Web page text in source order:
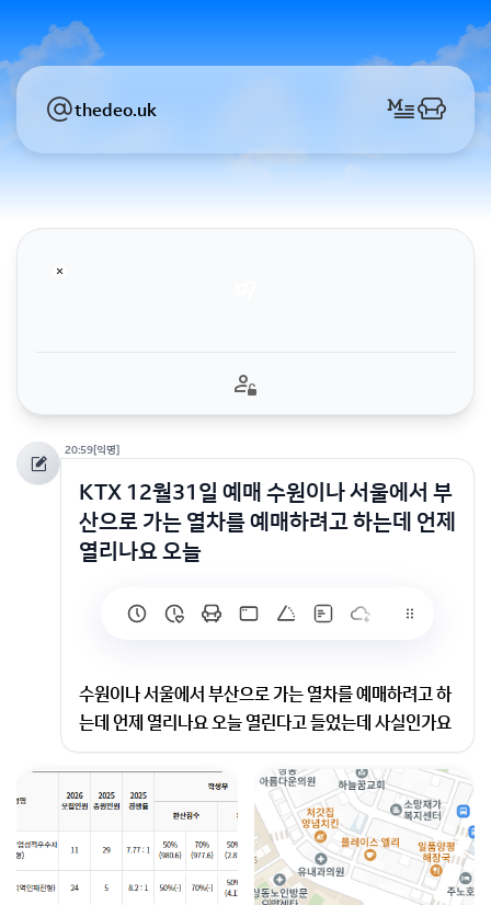
thedeo.uk
20:59[익명]
KTX 12월31일 예매 수원이나 서울에서 부
산으로 가는 열차를 예매하려고 하는데 언제
열리나요 오늘
수원이나 서울에서 부산으로 가는 열차를 예매하려고 하
는데 언제 열리나요 오늘 열린다고 들었는데 사실인가요
ㅠㅠ 그리고 itx나 무궁화호를 탈 예정인데 왕복 금액도
대충이라도 알려주시면 감사하겠습니다..
시간표 변경 예정인 관계로 현재 2025년 12월 20일 이
후 출발 열차는 예매가 제한되고 있습니다.
12월 31일 출발하는 경부선 KTX는 12월 15일(월) 오